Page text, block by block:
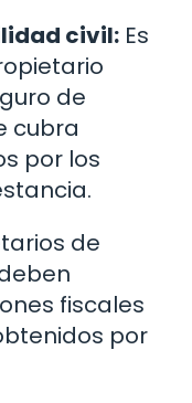
civil: Es
de
cubra
por los
de
fiscales
por